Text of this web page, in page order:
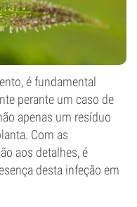
é fundamental
perante um caso de
apenas um resíduo
Com as
aos detalhes, é
desta infeção em